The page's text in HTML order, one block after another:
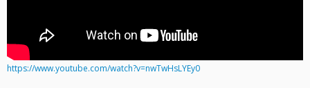
https://www.youtube.com/watch?v=nwTwHsLYEy0